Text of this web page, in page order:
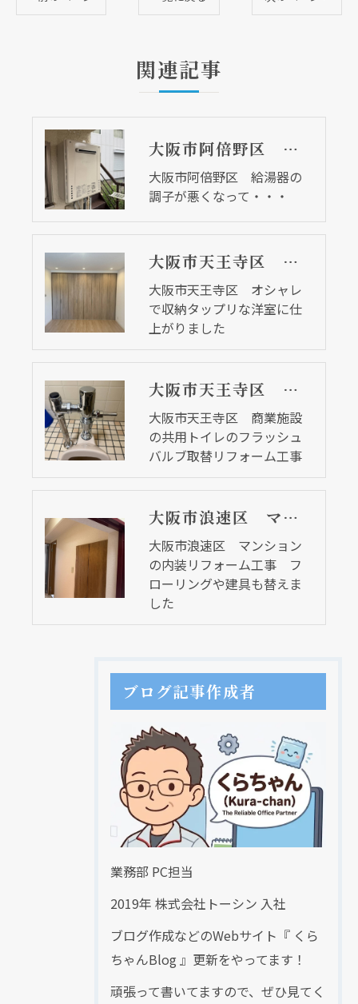
関連記事
大阪市阿倍野区 給湯器の調子が悪くなって・・・
大阪市阿倍野区 給湯器の
調子が悪くなって・・・
大阪市天王寺区 オシャレで収納タップリな洋室に仕上がりました
大阪市天王寺区 オシャレ
で収納タップリな洋室に仕
上がりました
大阪市天王寺区 商業施設の共用トイレのフラッシュバルブ取替リフォーム工事
大阪市天王寺区 商業施設
の共用トイレのフラッシュ
バルブ取替リフォーム工事
大阪市浪速区 マンションの内装リフォーム工事 フローリングや建具も替えました
大阪市浪速区 マンション
の内装リフォーム工事 フ
ローリングや建具も替えま
した
ブログ記事作成者
業務部 PC担当
2019年 株式会社トーシン 入社
ブログ作成などのWebサイト『 くら
ちゃんBlog 』更新をやってます！
頑張って書いてますので、ぜひ見てく